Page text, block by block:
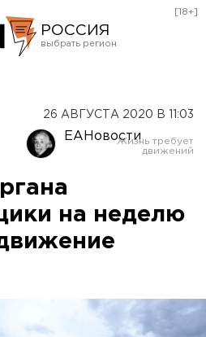
РОССИЯ
Оренбург
[18+]
26 АВГУСТА 2020 В 11:03
ЕАНовости
на неделю